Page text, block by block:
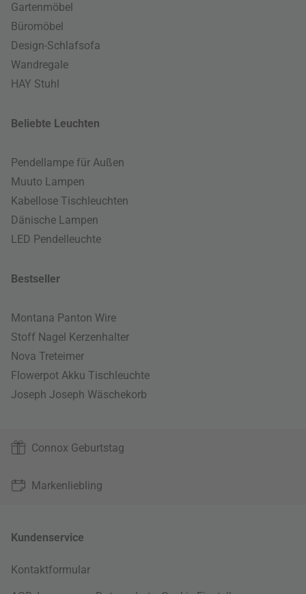
Gartenmöbel
Büromöbel
Design-Schlafsofa
Wandregale
HAY Stuhl
Beliebte Leuchten
Pendellampe für Außen
Muuto Lampen
Kabellose Tischleuchten
Dänische Lampen
LED Pendelleuchte
Bestseller
Montana Panton Wire
Stoff Nagel Kerzenhalter
Nova Treteimer
Flowerpot Akku Tischleuchte
Joseph Joseph Wäschekorb
Connox Geburtstag
Markenliebling
Kundenservice
Kontaktformular